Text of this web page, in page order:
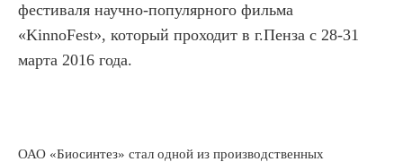
фестиваля научно-популярного фильма
«KinnoFest», который проходит в г.Пенза с 28-31
марта 2016 года.
ОАО «Биосинтез» стал одной из производственных